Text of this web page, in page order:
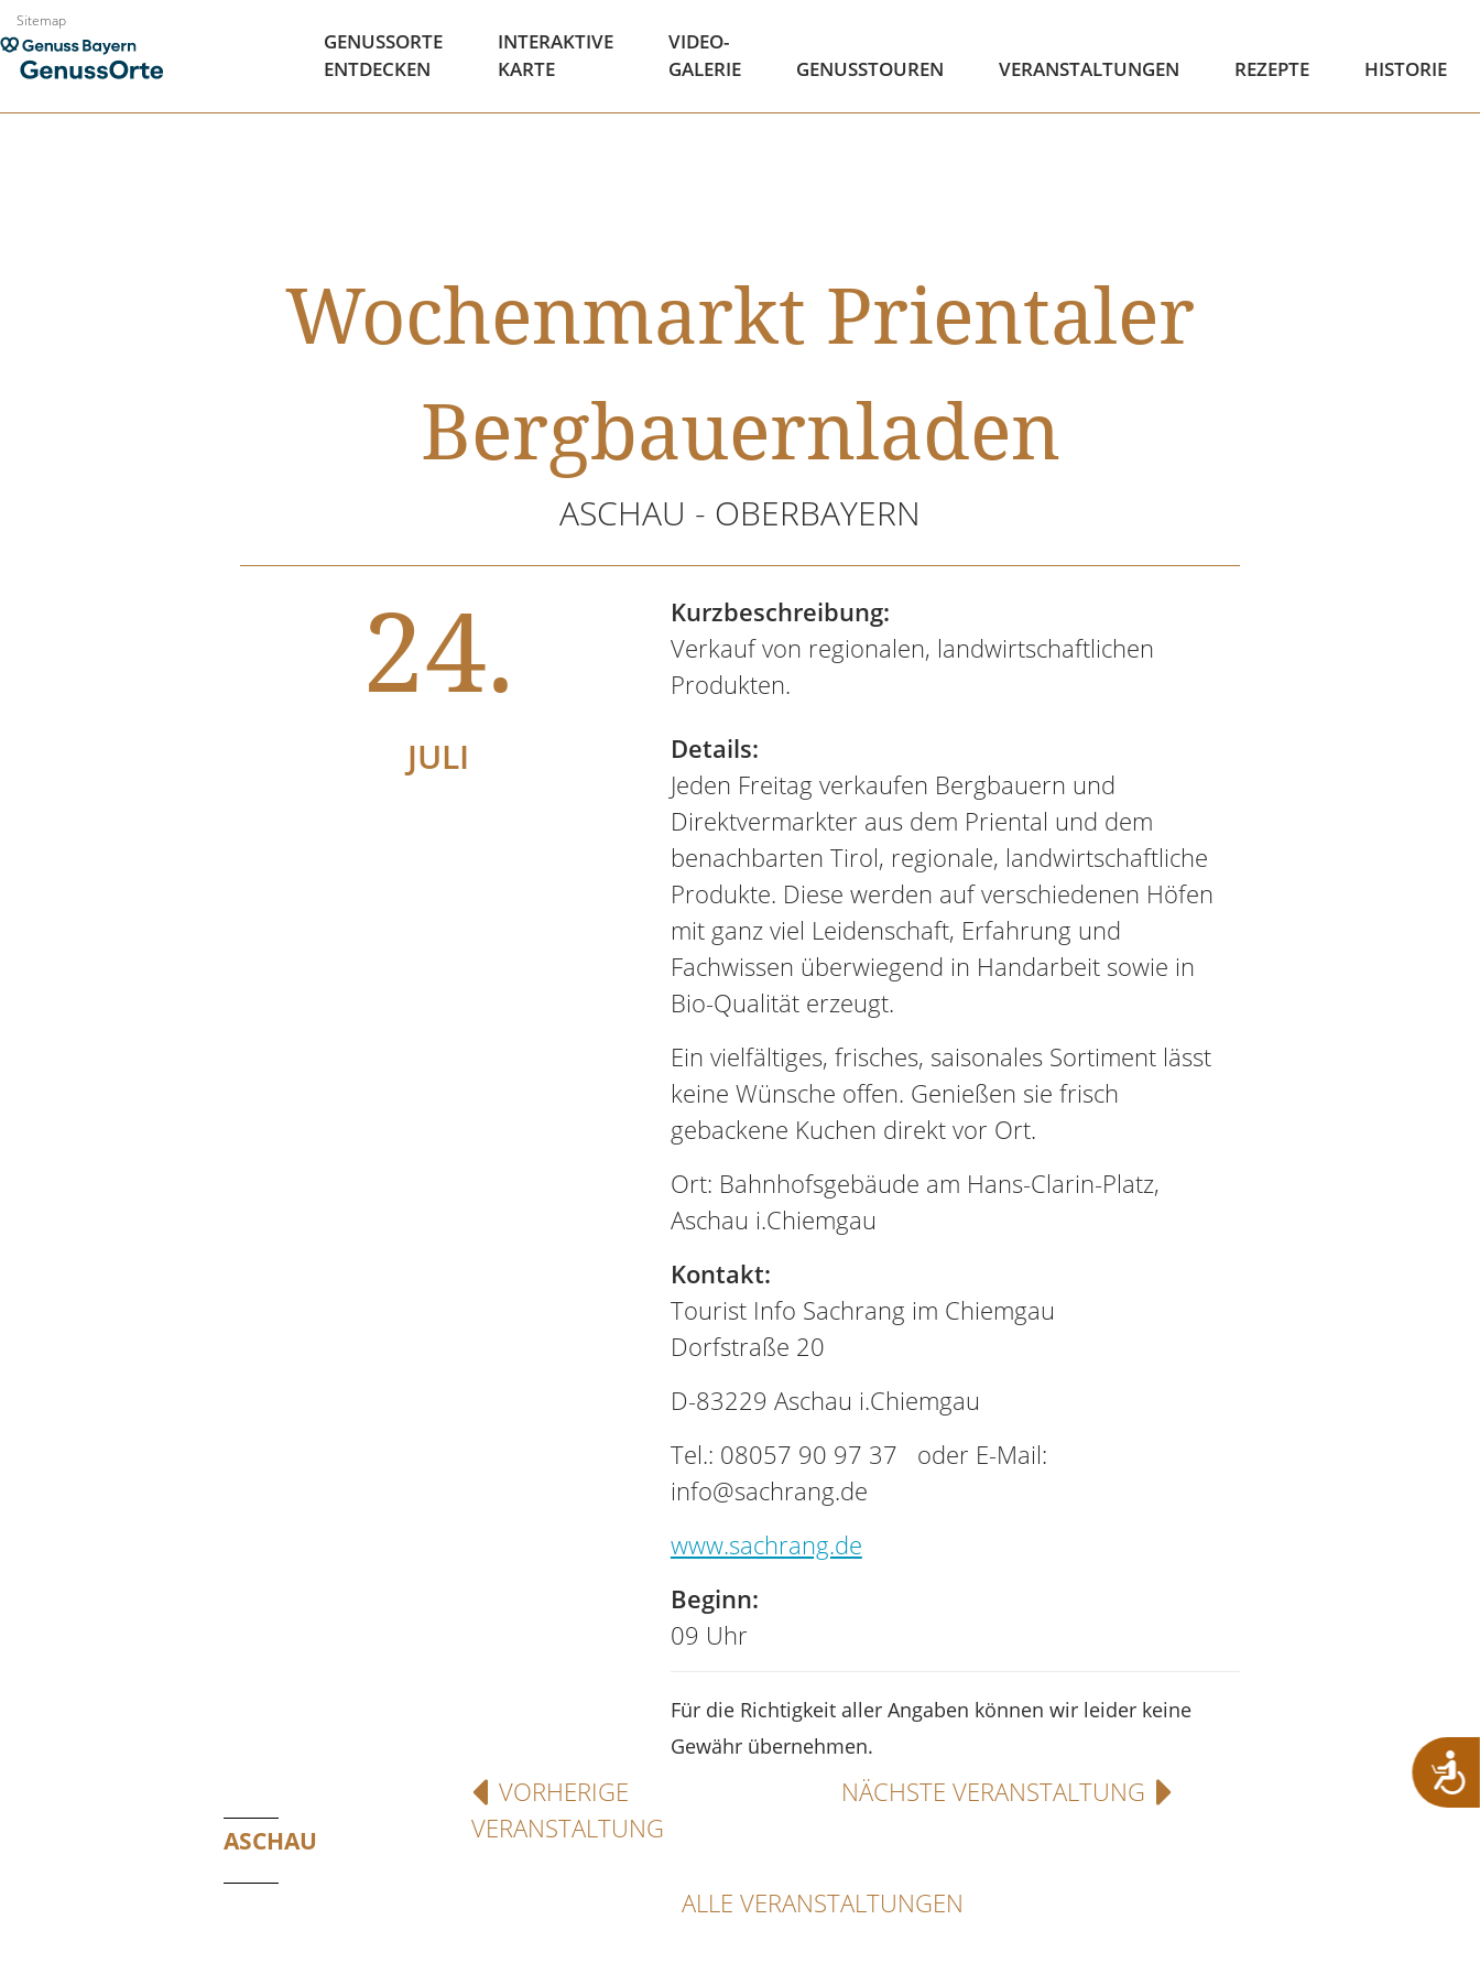
Zum
Inhalt
springen
Sitemap
GENUSSORTE
ENTDECKEN
INTERAKTIVE
KARTE
VIDEO-
GALERIE
GENUSSTOUREN VERANSTALTUNGEN REZEPTE HISTORIE
Wochenmarkt Prientaler
Bergbauernladen
ASCHAU - OBERBAYERN
24.
JULI
Kurzbeschreibung:
Verkauf von regionalen, landwirtschaftlichen
Produkten.
Details:
Jeden Freitag verkaufen Bergbauern und
Direktvermarkter aus dem Priental und dem
benachbarten Tirol, regionale, landwirtschaftliche
Produkte. Diese werden auf verschiedenen Höfen
mit ganz viel Leidenschaft, Erfahrung und
Fachwissen überwiegend in Handarbeit sowie in
Bio-Qualität erzeugt.
Ein vielfältiges, frisches, saisonales Sortiment lässt
keine Wünsche offen. Genießen sie frisch
gebackene Kuchen direkt vor Ort.
Ort: Bahnhofsgebäude am Hans-Clarin-Platz,
Aschau i.Chiemgau
Kontakt:
Tourist Info Sachrang im Chiemgau
Dorfstraße 20
D-83229 Aschau i.Chiemgau
Tel.: 08057 90 97 37 oder E-Mail:
info@sachrang.de
www.sachrang.de
Beginn:
09 Uhr
Für die Richtigkeit aller Angaben können wir leider keine
Gewähr übernehmen.
ASCHAU
VORHERIGE
VERANSTALTUNG
NÄCHSTE VERANSTALTUNG
ALLE VERANSTALTUNGEN